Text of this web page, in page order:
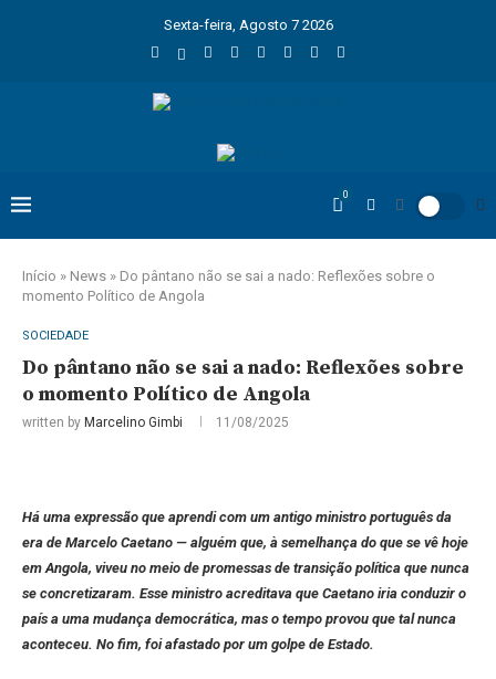
Sexta-feira, Agosto 7 2026
0
Início » News » Do pântano não se sai a nado: Reflexões sobre o
momento Político de Angola
SOCIEDADE
Do pântano não se sai a nado: Reflexões sobre
o momento Político de Angola
written by Marcelino Gimbi 11/08/2025
Há uma expressão que aprendi com um antigo ministro português da
era de Marcelo Caetano — alguém que, à semelhança do que se vê hoje
em Angola, viveu no meio de promessas de transição política que nunca
se concretizaram. Esse ministro acreditava que Caetano iria conduzir o
país a uma mudança democrática, mas o tempo provou que tal nunca
aconteceu. No fim, foi afastado por um golpe de Estado.